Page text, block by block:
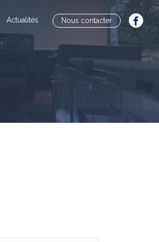
Actualités Nous contacter